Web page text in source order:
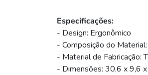
Especificações:
- Design: Ergonômico
- Composição do
- Material de Fabricação:
- Dimensões: 30,6 x 9,6